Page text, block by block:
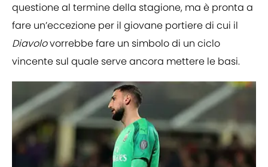
questione al termine della stagione, ma è pronta a
fare un’eccezione per il giovane portiere di cui il
Diavolovorrebbe fare un simbolo di un ciclo
vincente sul quale serve ancora mettere le basi.